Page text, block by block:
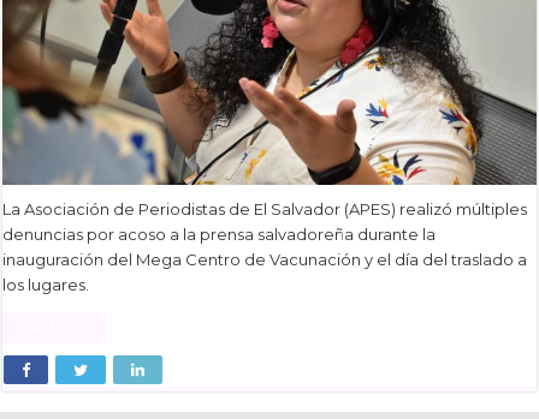
La Asociación de Periodistas de El Salvador (APES) realizó múltiples
denuncias por acoso a la prensa salvadoreña durante la
inauguración del Mega Centro de Vacunación y el día del traslado a
los lugares.